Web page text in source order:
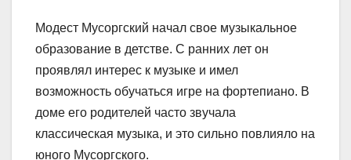
Модест Мусоргский начал свое музыкальное
образование в детстве. С ранних лет он
проявлял интерес к музыке и имел
возможность обучаться игре на фортепиано. В
доме его родителей часто звучала
классическая музыка, и это сильно повлияло на
юного Мусоргского.